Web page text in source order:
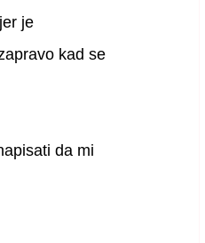
je
kad se
da mi